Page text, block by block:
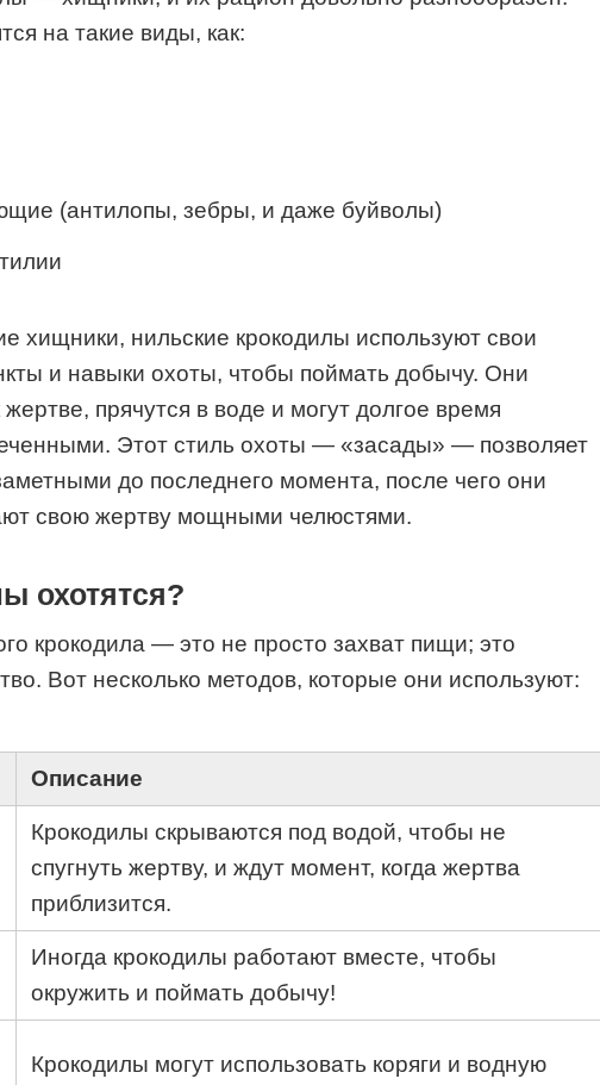
на такие виды, как:
(антилопы, зебры, и даже буйволы)
хищники, нильские крокодилы используют свои
и навыки охоты, чтобы поймать добычу. Они
прячутся в воде и могут долгое время
Этот стиль охоты — «засады» — позволяет
до последнего момента, после чего они
свою жертву мощными челюстями.
охотятся?
крокодила — это не просто захват пищи; это
Вот несколько методов, которые они используют:
Описание
Крокодилы скрываются под водой, чтобы не
спугнуть жертву, и ждут момент, когда жертва
приблизится.
Иногда крокодилы работают вместе, чтобы
окружить и поймать добычу!
Крокодилы могут использовать коряги и водную